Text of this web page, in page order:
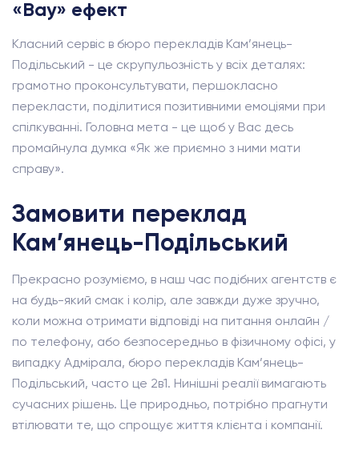
«Вау» ефект
Класний сервіс в бюро перекладів Кам’янець-
Подільський - це скрупульозність у всіх деталях:
грамотно проконсультувати, першокласно
перекласти, поділитися позитивними емоціями при
спілкуванні. Головна мета - це щоб у Вас десь
промайнула думка «Як же приємно з ними мати
справу».
Замовити переклад
Кам’янець-Подільський
Прекрасно розуміємо, в наш час подібних агентств є
на будь-який смак і колір, але завжди дуже зручно,
коли можна отримати відповіді на питання онлайн /
по телефону, або безпосередньо в фізичному офісі, у
випадку Адмірала, бюро перекладів Кам’янець-
Подільський, часто це 2в1. Нинішні реалії вимагають
сучасних рішень. Це природньо, потрібно прагнути
втілювати те, що спрощує життя клієнта і компанії.